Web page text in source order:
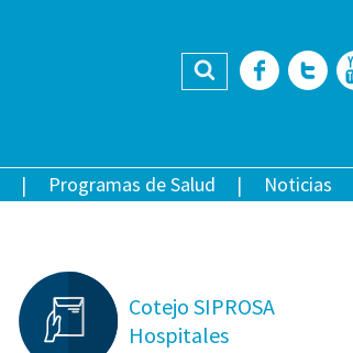
Buscar
Programas de Salud Noticias
Cotejo SIPROSA
Hospitales